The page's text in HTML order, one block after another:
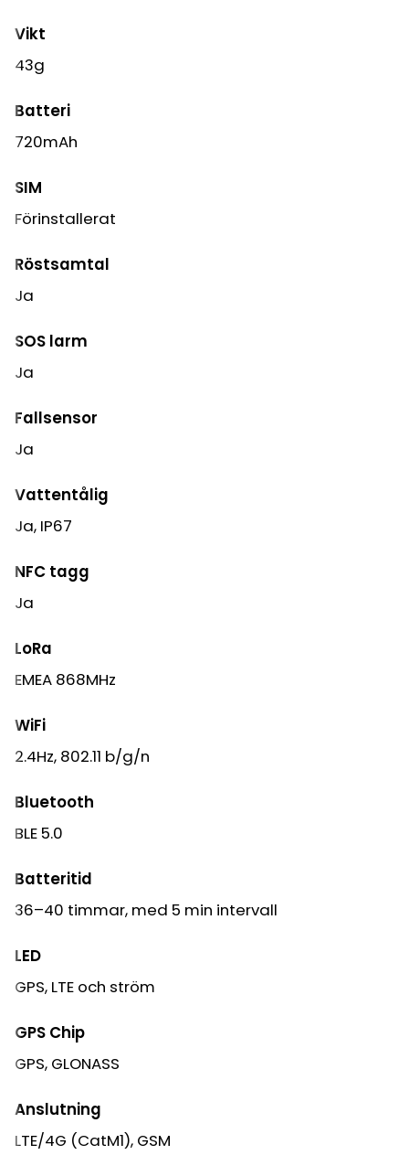
Vikt
43g
Batteri
720mAh
SIM
Förinstallerat
Röstsamtal
Ja
SOS larm
Ja
Fallsensor
Ja
Vattentålig
Ja, IP67
NFC tagg
Ja
LoRa
EMEA 868MHz
WiFi
2.4Hz, 802.11 b/g/n
Bluetooth
BLE 5.0
Batteritid
36–40 timmar, med 5 min intervall
LED
GPS, LTE och ström
GPS Chip
GPS, GLONASS
Anslutning
LTE/4G (CatM1), GSM